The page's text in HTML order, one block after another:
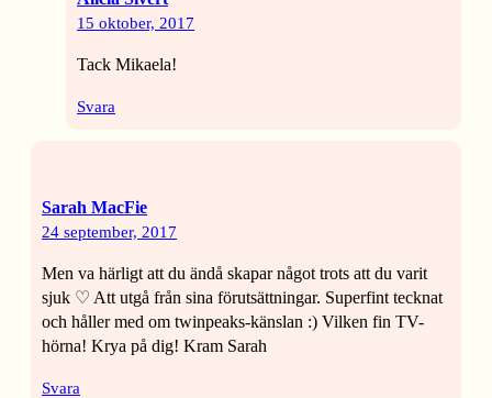
15 oktober, 2017
Tack Mikaela!
Svara
Sarah MacFie
24 september, 2017
Men va härligt att du ändå skapar något trots att du varit
sjuk ♡ Att utgå från sina förutsättningar. Superfint tecknat
och håller med om twinpeaks-känslan :) Vilken fin TV-
hörna! Krya på dig! Kram Sarah
Svara